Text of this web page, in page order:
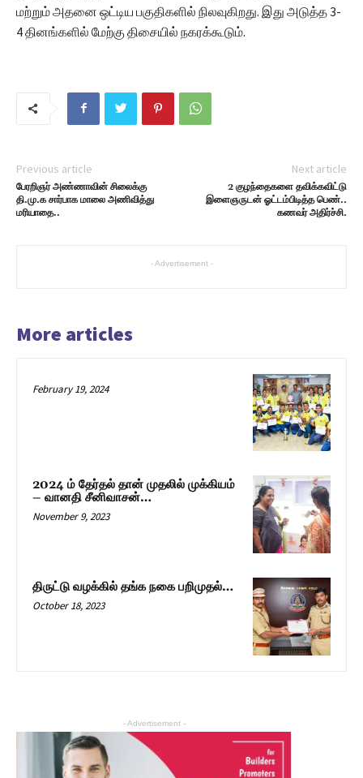
மற்றும் அதனை ஒட்டிய பகுதிகளில் நிலவுகிறது. இது அடுத்த 3-
4 தினங்களில் மேற்கு திசையில் நகரக்கூடும்.
Previous article
பேரறிஞர் அண்ணாவின் சிலைக்கு
தி.மு.க சார்பாக மாலை அணிவித்து
மரியாதை..
Next article
2 குழந்தைகளை தவிக்கவிட்டு
இளைஞருடன் ஓட்டம்பிடித்த பெண்..
கணவர் அதிர்ச்சி.
- Advertisement -
More articles
February 19, 2024
2024 ம் தேர்தல் தான் முதலில் முக்கியம்
– வானதி சீனிவாசன்…
November 9, 2023
திருட்டு வழக்கில் தங்க நகை பறிமுதல்…
October 18, 2023
- Advertisement -